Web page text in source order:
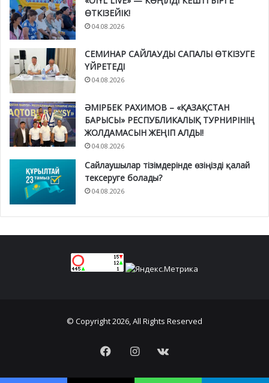
ӨТКІЗЕЙІК!
04.08.2026
СЕМИНАР САЙЛАУДЫ САПАЛЫ ӨТКІЗУГЕ
ҮЙРЕТЕДІ
04.08.2026
ӘМІРБЕК РАХИМОВ – «ҚАЗАҚСТАН
БАРЫСЫ» РЕСПУБЛИКАЛЫҚ ТУРНИРІНІҢ
ЖОЛДАМАСЫН ЖЕҢІП АЛДЫ!
04.08.2026
Сайлаушылар тізімдерінде өзіңізді қалай
тексеруге болады?
04.08.2026
© Copyright 2026, All Rights Reserved
FacebookInstagram